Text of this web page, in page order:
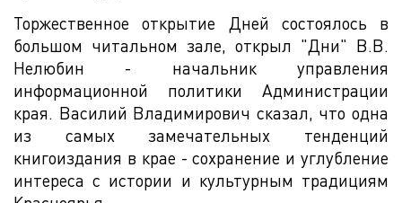
Торжественное открытие Дней состоялось в
большом читальном зале, открыл "Дни" В.В.
Нелюбин - начальник управления
информационной политики Администрации
края. Василий Владимирович сказал, что одна
из самых замечательных тенденций
книгоиздания в крае - сохранение и углубление
интереса с истории и культурным традициям